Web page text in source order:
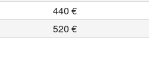
440 €
520 €